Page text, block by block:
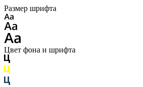
Размер шрифта
Цвет фона и шрифта